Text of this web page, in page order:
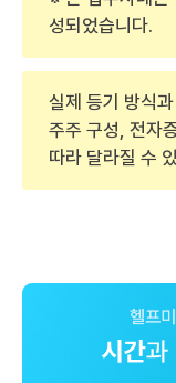
성되었습니다.
실제 등기 방식
주주 구성, 전자
따라 달라질 수